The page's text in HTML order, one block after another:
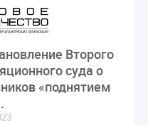
Второго
суда о
«поднятием